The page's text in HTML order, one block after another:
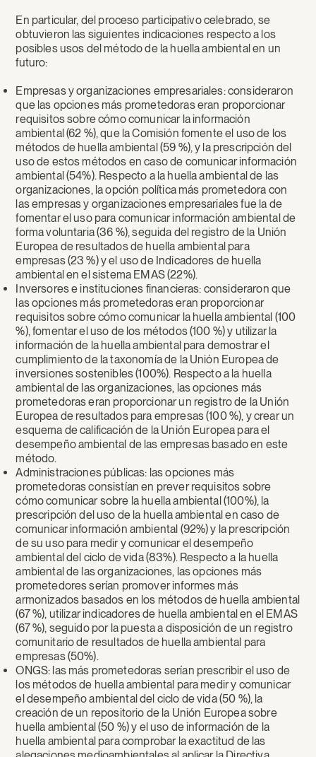
En particular, del proceso participativo celebrado, se
obtuvieron las siguientes indicaciones respecto a los
posibles usos del método de la huella ambiental en un
futuro:
Empresas y organizaciones empresariales: consideraron
que las opciones más prometedoras eran proporcionar
requisitos sobre cómo comunicar la información
ambiental (62 %), que la Comisión fomente el uso de los
métodos de huella ambiental (59 %), y la prescripción del
uso de estos métodos en caso de comunicar información
ambiental (54%). Respecto a la huella ambiental de las
organizaciones, la opción política más prometedora con
las empresas y organizaciones empresariales fue la de
fomentar el uso para comunicar información ambiental de
forma voluntaria (36 %), seguida del registro de la Unión
Europea de resultados de huella ambiental para
empresas (23 %) y el uso de Indicadores de huella
ambiental en el sistema EMAS (22%).
Inversores e instituciones financieras: consideraron que
las opciones más prometedoras eran proporcionar
requisitos sobre cómo comunicar la huella ambiental (100
%), fomentar el uso de los métodos (100 %) y utilizar la
información de la huella ambiental para demostrar el
cumplimiento de la taxonomía de la Unión Europea de
inversiones sostenibles (100%). Respecto a la huella
ambiental de las organizaciones, las opciones más
prometedoras eran proporcionar un registro de la Unión
Europea de resultados para empresas (100 %), y crear un
esquema de calificación de la Unión Europea para el
desempeño ambiental de las empresas basado en este
método.
Administraciones públicas: las opciones más
prometedoras consistían en prever requisitos sobre
cómo comunicar sobre la huella ambiental (100%), la
prescripción del uso de la huella ambiental en caso de
comunicar información ambiental (92%) y la prescripción
de su uso para medir y comunicar el desempeño
ambiental del ciclo de vida (83%). Respecto a la huella
ambiental de las organizaciones, las opciones más
prometedores serían promover informes más
armonizados basados ​​en los métodos de huella ambiental
(67 %), utilizar indicadores de huella ambiental en el EMAS
(67 %), seguido por la puesta a disposición de un registro
comunitario de resultados de huella ambiental para
empresas (50%).
ONGS: las más prometedoras serían prescribir el uso de
los métodos de huella ambiental para medir y comunicar
el desempeño ambiental del ciclo de vida (50 %), la
creación de un repositorio de la Unión Europea sobre
huella ambiental (50 %) y el uso de información de la
huella ambiental para comprobar la exactitud de las